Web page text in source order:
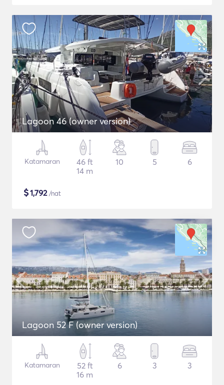
Lagoon 46 (owner version)
Katamaran
46 ft
14 m
10 5 6
$1,792/nat
Lagoon 52 F (owner version)
Katamaran
52 ft
16 m
6 3 3